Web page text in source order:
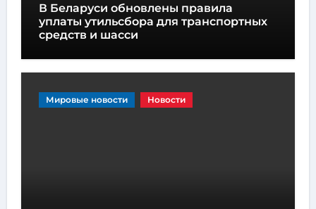
В Беларуси обновлены правила
уплаты утильсбора для транспортных
средств и шасси
Мировые новости Новости